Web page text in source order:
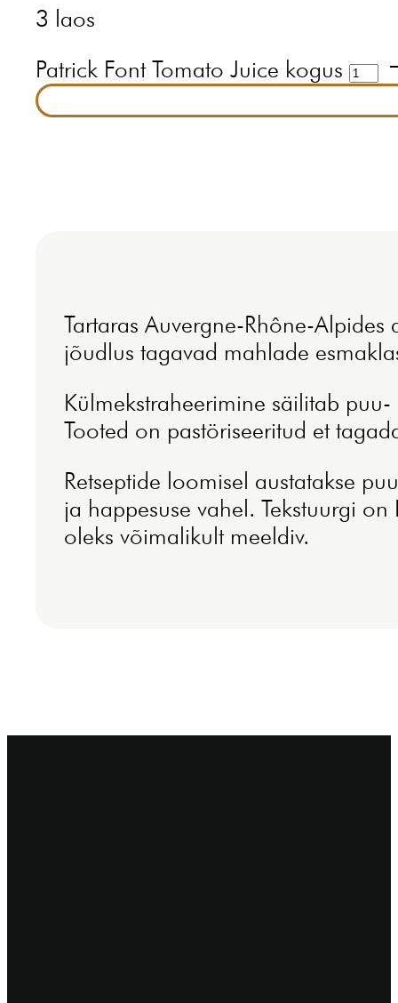
3 laos
Patrick Font Tomato Juice kogus
Tartaras Auvergne-Rhône-
jõudlus tagavad mahlade
Külmekstraheerimine säilitab
Tooted on pastöriseeritud et
Retseptide loomisel austatakse
ja happesuse vahel. Tekstuurgi
oleks võimalikult meeldiv.